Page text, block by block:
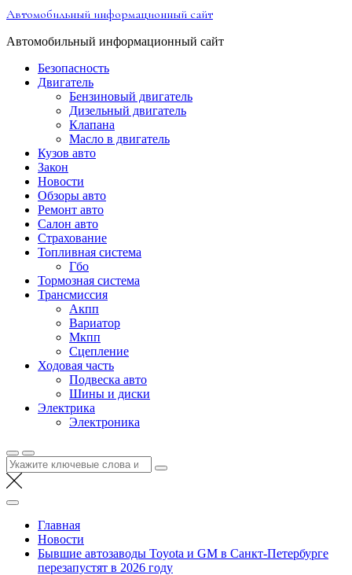
Перейти
содержимому
Автомобильный информационный сайт
Автомобильный информационный сайт
Безопасность
Двигатель
Бензиновый двигатель
Дизельный двигатель
Клапана
Масло в двигатель
Кузов авто
Закон
Новости
Обзоры авто
Ремонт авто
Салон авто
Страхование
Топливная система
Гбо
Тормозная система
Трансмиссия
Акпп
Вариатор
Мкпп
Сцепление
Ходовая часть
Подвеска авто
Шины и диски
Электрика
Электроника
Найти:
Главная
Новости
Бывшие автозаводы Toyota и GM в Санкт-Петербурге
перезапустят в 2026 году